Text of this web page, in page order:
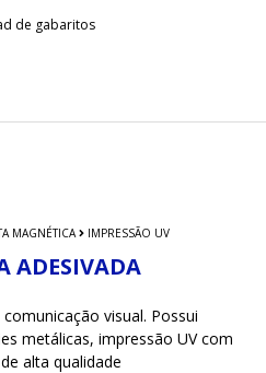
de gabaritos
MAGNÉTICA IMPRESSÃO UV
ADESIVADA
visual. Possui
metálicas, impressão UV com
alta qualidade